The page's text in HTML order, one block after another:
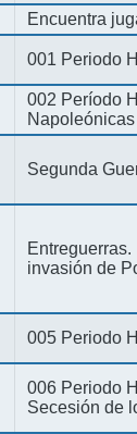
Encuentra
001 Periodo
002 Período
Napoleónicas
Segunda
invasión de
005 Periodo
006 Periodo
Secesión de